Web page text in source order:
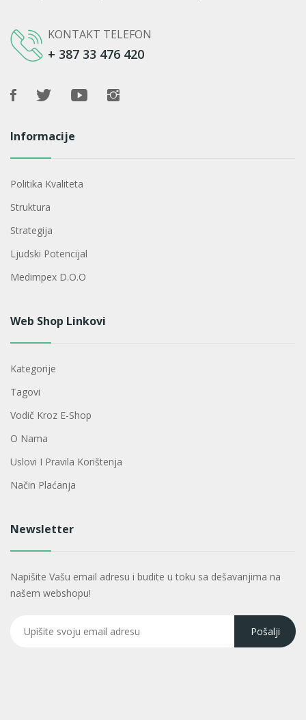
KONTAKT TELEFON
+ 387 33 476 420
Informacije
Politika Kvaliteta
Struktura
Strategija
Ljudski Potencijal
Medimpex D.o.o
Web Shop Linkovi
Kategorije
Tagovi
Vodič Kroz E-Shop
O Nama
Uslovi I Pravila Korištenja
Način Plaćanja
Newsletter
Napišite Vašu email adresu i budite u toku sa dešavanjima na
našem webshopu!